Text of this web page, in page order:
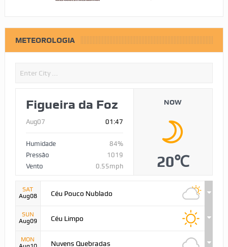
METEOROLOGIA
Figueira da Foz
Aug07 01:47
Humidade
84%
Pressão
1019
Vento
0.55mph
NOW
20℃
SAT
Aug08
Céu Pouco Nublado
SUN
Aug09
Céu Limpo
MON
Nuvens Quebradas